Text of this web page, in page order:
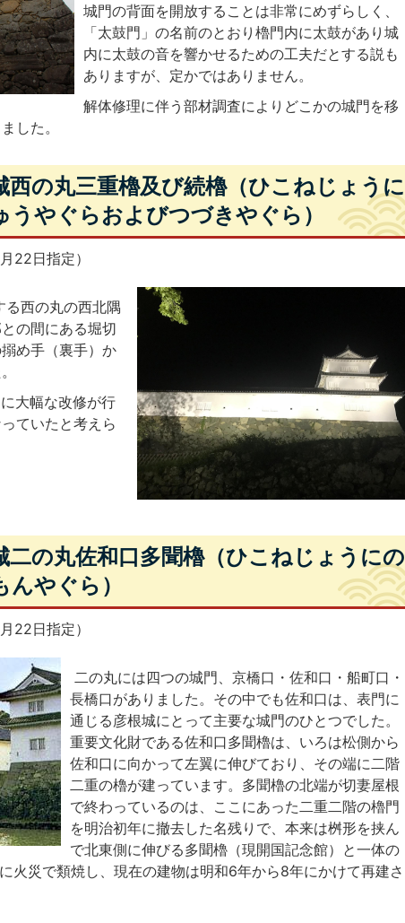
城門の背面を開放することは非常にめずらしく、
「太鼓門」の名前のとおり櫓門内に太鼓があり城
内に太鼓の音を響かせるための工夫だとする説も
ありますが、定かではありません。
解体修理に伴う部材調査によりどこかの城門を移
した。
西の丸三重櫓及び続櫓（ひこねじょうに
うやぐらおよびつづきやぐら）
22日指定）
る西の丸の西北隅
の間にある堀切
め手（裏手）か
大幅な改修が行
ていたと考えら
二の丸佐和口多聞櫓（ひこねじょうにの
やぐら）
22日指定）
二の丸には四つの城門、京橋口・佐和口・船町口・
長橋口がありました。その中でも佐和口は、表門に
通じる彦根城にとって主要な城門のひとつでした。
重要文化財である佐和口多聞櫓は、いろは松側から
佐和口に向かって左翼に伸びており、その端に二階
二重の櫓が建っています。多聞櫓の北端が切妻屋根
で終わっているのは、ここにあった二重二階の櫓門
を明治初年に撤去した名残りで、本来は桝形を挟ん
で北東側に伸びる多聞櫓（現開国記念館）と一体の
火災で類焼し、現在の建物は明和6年から8年にかけて再建さ